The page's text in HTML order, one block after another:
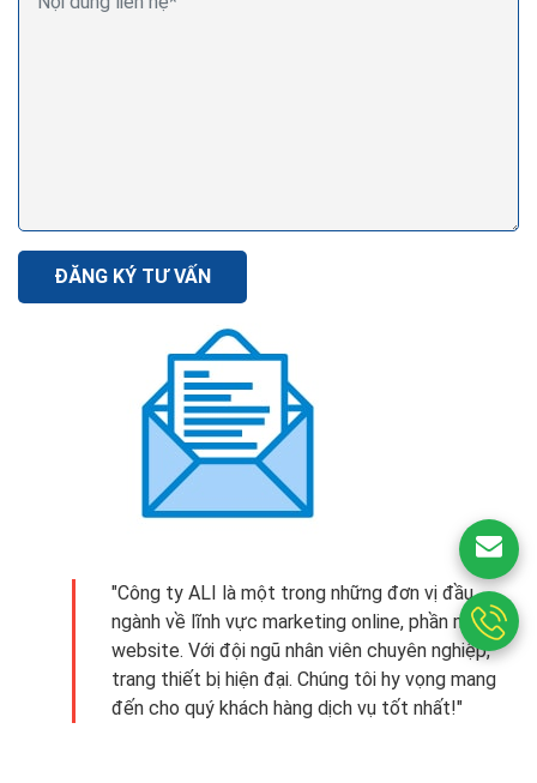
ĐĂNG KÝ TƯ VẤN
"Công ty ALI là một trong những đơn vị đầu
ngành về lĩnh vực marketing online, phần mềm,
website. Với đội ngũ nhân viên chuyên nghiệp,
trang thiết bị hiện đại. Chúng tôi hy vọng mang
đến cho quý khách hàng dịch vụ tốt nhất!"